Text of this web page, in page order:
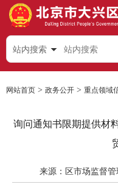
站内搜索
网站首页 > 政务公开 > 重点领域
询问通知书限期提供材
来源：区市场监督管